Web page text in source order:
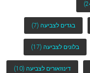
בגדים לצביעה (7)
בלונים לצביעה (17)
דינוזאורים לצביעה (10)